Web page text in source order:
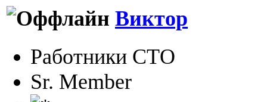
Виктор
Работники СТО
Sr. Member